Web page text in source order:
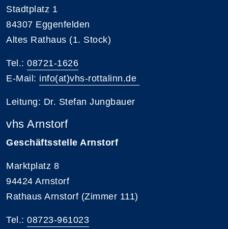
Stadtplatz 1
84307 Eggenfelden
Altes Rathaus (1. Stock)
Tel.: 08721-1626
E-Mail: info(at)vhs-rottalinn.de
Leitung: Dr. Stefan Jungbauer
vhs Arnstorf
Geschäftsstelle Arnstorf
Marktplatz 8
94424 Arnstorf
Rathaus Arnstorf (Zimmer 111)
Tel.: 08723-961023